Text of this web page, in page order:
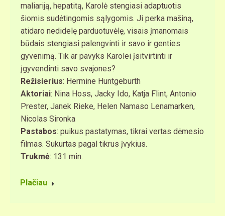
maliariją, hepatitą, Karolė stengiasi adaptuotis
šiomis sudėtingomis sąlygomis. Ji perka mašiną,
atidaro nedidelę parduotuvėlę, visais įmanomais
būdais stengiasi palengvinti ir savo ir genties
gyvenimą. Tik ar pavyks Karolei įsitvirtinti ir
įgyvendinti savo svajones?
Režisierius: Hermine Huntgeburth
Aktoriai: Nina Hoss, Jacky Ido, Katja Flint, Antonio
Prester, Janek Rieke, Helen Namaso Lenamarken,
Nicolas Sironka
Pastabos: puikus pastatymas, tikrai vertas dėmesio
filmas. Sukurtas pagal tikrus įvykius.
Trukmė: 131 min.
Plačiau